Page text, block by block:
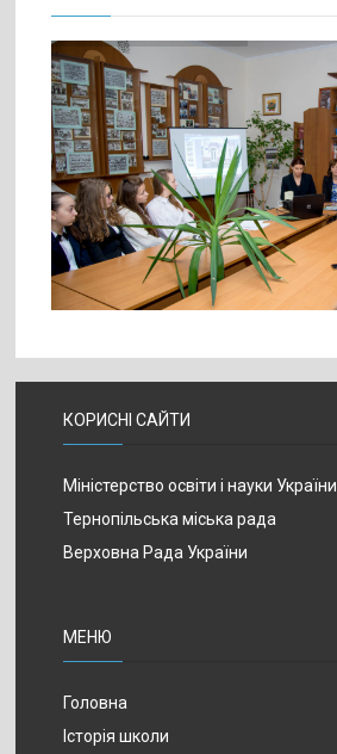
КОРИСНІ САЙТИ
Міністерство освіти і науки України
Тернопільська міська рада
Верховна Рада України
МЕНЮ
Головна
Історія школи